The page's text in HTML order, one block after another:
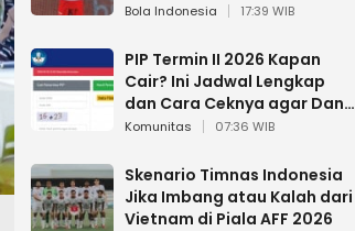
Bola Indonesia 17:39 WIB
PIP Termin II 2026 Kapan
Cair? Ini Jadwal Lengkap
dan Cara Ceknya agar Dana
Tidak Hangus!
Komunitas 07:36 WIB
Skenario Timnas Indonesia
Jika Imbang atau Kalah dari
Vietnam di Piala AFF 2026